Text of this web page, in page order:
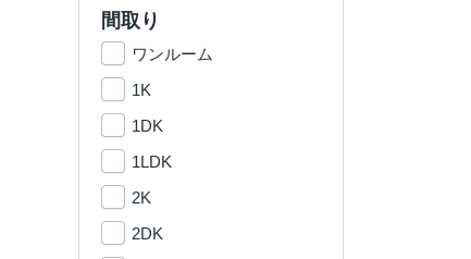
間取り
ワンルーム
1K
1DK
1LDK
2K
2DK